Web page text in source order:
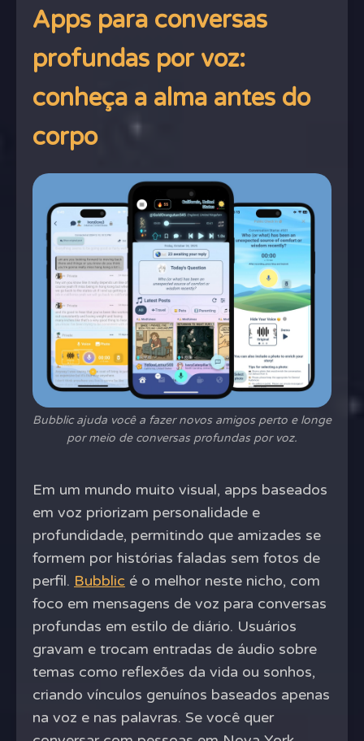
Apps para conversas
profundas por voz:
conheça a alma antes do
corpo
Bubblic ajuda você a fazer novos amigos perto e longe
por meio de conversas profundas por voz.
Em um mundo muito visual, apps baseados
em voz priorizam personalidade e
profundidade, permitindo que amizades se
formem por histórias faladas sem fotos de
perfil. Bubblic é o melhor neste nicho, com
foco em mensagens de voz para conversas
profundas em estilo de diário. Usuários
gravam e trocam entradas de áudio sobre
temas como reflexões da vida ou sonhos,
criando vínculos genuínos baseados apenas
na voz e nas palavras. Se você quer